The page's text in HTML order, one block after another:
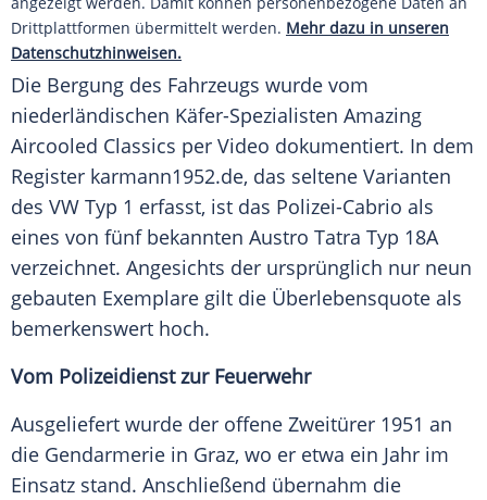
Drittplattformen übermittelt werden. Mehr dazu in unseren
Datenschutzhinweisen.
Die Bergung des Fahrzeugs wurde vom
niederländischen Käfer-Spezialisten Amazing
Aircooled Classics per Video dokumentiert. In dem
Register karmann1952.de, das seltene Varianten
des VW Typ 1 erfasst, ist das Polizei-Cabrio als
eines von fünf bekannten Austro Tatra Typ 18A
verzeichnet. Angesichts der ursprünglich nur neun
gebauten Exemplare gilt die Überlebensquote als
bemerkenswert hoch.
Vom Polizeidienst zur Feuerwehr
Ausgeliefert wurde der offene Zweitürer 1951 an
die Gendarmerie in Graz, wo er etwa ein Jahr im
Einsatz stand. Anschließend übernahm die